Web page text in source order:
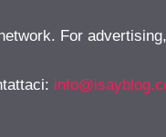
For advertising,
: